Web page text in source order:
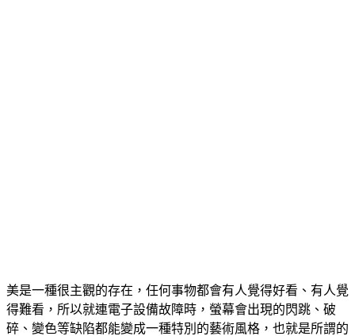
美是一種很主觀的存在，任何事物都會有人覺得好看、有人覺
得難看，所以就連電子設備故障時，螢幕會出現的閃跳、破
碎、變色等缺陷都能變成一種特別的藝術風格，也就是所謂的